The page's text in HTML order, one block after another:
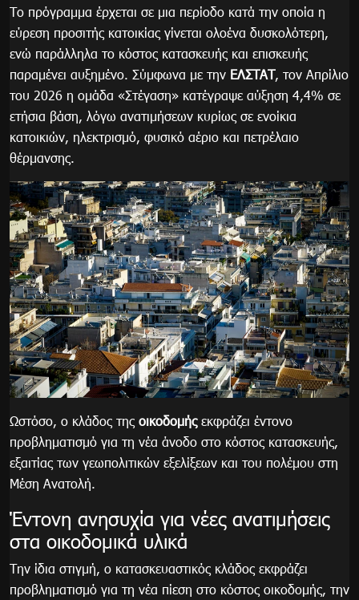
Το πρόγραμμα έρχεται σε μια περίοδο κατά την οποία η
εύρεση προσιτής κατοικίας γίνεται ολοένα δυσκολότερη,
ενώ παράλληλα το κόστος κατασκευής και επισκευής
παραμένει αυξημένο. Σύμφωνα με την ΕΛΣΤΑΤ, τον Απρίλιο
του 2026 η ομάδα «Στέγαση» κατέγραψε αύξηση 4,4% σε
ετήσια βάση, λόγω ανατιμήσεων κυρίως σε ενοίκια
κατοικιών, ηλεκτρισμό, φυσικό αέριο και πετρέλαιο
θέρμανσης.
Ωστόσο, ο κλάδος της οικοδομήςεκφράζει έντονο
προβληματισμό για τη νέα άνοδο στο κόστος κατασκευής,
εξαιτίας των γεωπολιτικών εξελίξεων και του πολέμου στη
Μέση Ανατολή.
Έντονη ανησυχία για νέες ανατιμήσεις
στα οικοδομικά υλικά
Την ίδια στιγμή, ο κατασκευαστικός κλάδος εκφράζει
προβληματισμό για τη νέα πίεση στο κόστος οικοδομής, την